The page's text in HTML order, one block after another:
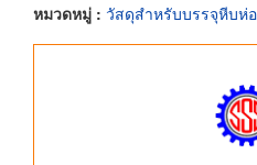
หมวดหมู่ : วัสดุสำหรับบรรจุหีบห่